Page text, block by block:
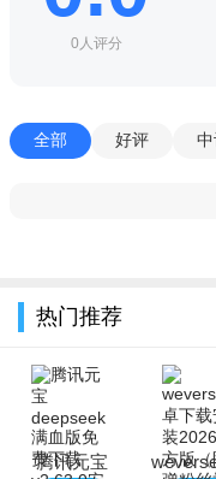
0人评分
全部 好评
热门推荐
腾讯元宝